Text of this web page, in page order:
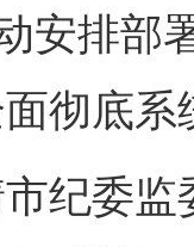
安排
彻底
委监